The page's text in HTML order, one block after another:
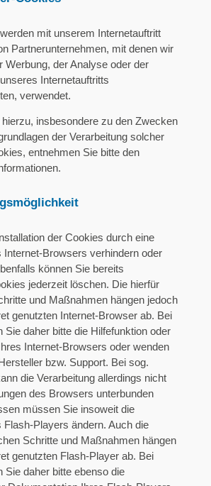
mit unserem Internetauftritt
Partnerunternehmen, mit denen wir
Werbung, der Analyse oder der
Internetauftritts
verwendet.
hierzu, insbesondere zu den Zwecken
der Verarbeitung solcher
entnehmen Sie bitte den
der Cookies durch eine
Internet-Browsers verhindern oder
können Sie bereits
jederzeit löschen. Die hierfür
und Maßnahmen hängen jedoch
genutzten Internet-Browser ab. Bei
Sie daher bitte die Hilfefunktion oder
Internet-Browsers oder wenden
bzw. Support. Bei sog.
die Verarbeitung allerdings nicht
des Browsers unterbunden
müssen Sie insoweit die
Flash-Players ändern. Auch die
Schritte und Maßnahmen hängen
genutzten Flash-Player ab. Bei
Sie daher bitte ebenso die